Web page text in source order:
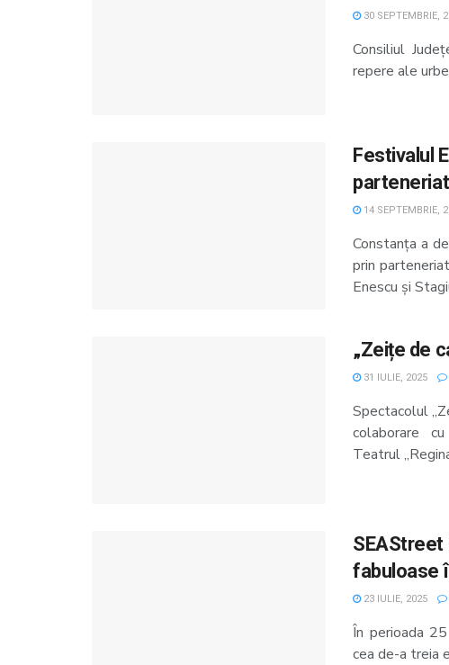
30 SEPTEMBRIE,
Consiliul
repere ale
Festivalul
14 SEPTEMBRIE,
Constanța a
prin
Enescu și
„Zeițe de
31 IULIE, 2025
Spectacolul
colaborare
Teatrul
fabuloase
23 IULIE, 2025
În perioada
cea de-a treia